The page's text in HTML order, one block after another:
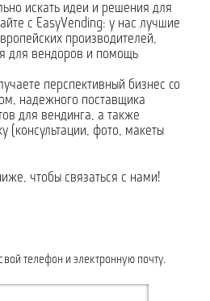
искать идеи и решения для
с EasyVending: у нас лучшие
производителей,
для вендоров и помощь
перспективный бизнес со
надежного поставщика
для вендинга, а также
(консультации, фото, макеты
чтобы связаться с нами!
телефон и электронную почту.